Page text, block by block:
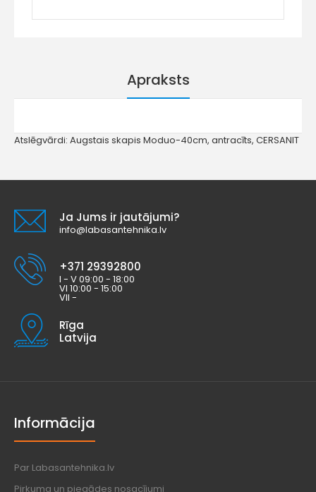
Apraksts
Atslēgvārdi: Augstais skapis Moduo-40cm, antracīts, CERSANIT
Ja Jums ir jautājumi?
info@labasantehnika.lv
+371 29392800
I - V 09:00 - 18:00
VI 10:00 - 15:00
VII -
Rīga
Latvija
Informācija
Par Labasantehnika.lv
Pirkuma un piegādes nosacījumi